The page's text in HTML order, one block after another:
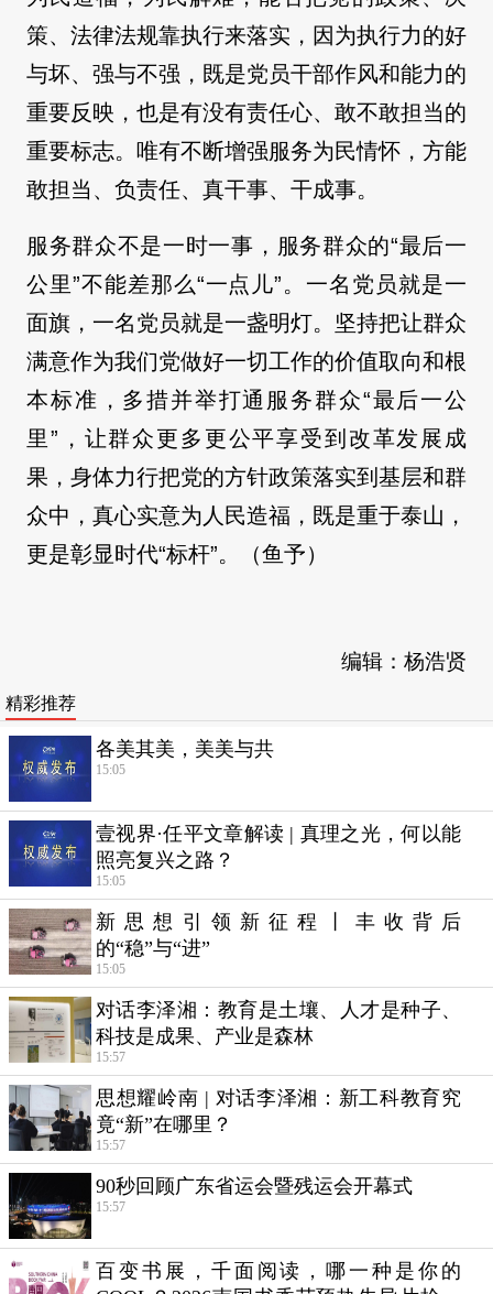
策、法律法规靠执行来落实，因为执行力的好
与坏、强与不强，既是党员干部作风和能力的
重要反映，也是有没有责任心、敢不敢担当的
重要标志。唯有不断增强服务为民情怀，方能
敢担当、负责任、真干事、干成事。
服务群众不是一时一事，服务群众的“最后一
公里”不能差那么“一点儿”。一名党员就是一
面旗，一名党员就是一盏明灯。坚持把让群众
满意作为我们党做好一切工作的价值取向和根
本标准，多措并举打通服务群众“最后一公
里”，让群众更多更公平享受到改革发展成
果，身体力行把党的方针政策落实到基层和群
众中，真心实意为人民造福，既是重于泰山，
更是彰显时代“标杆”。（鱼予）
编辑：杨浩贤
精彩推荐